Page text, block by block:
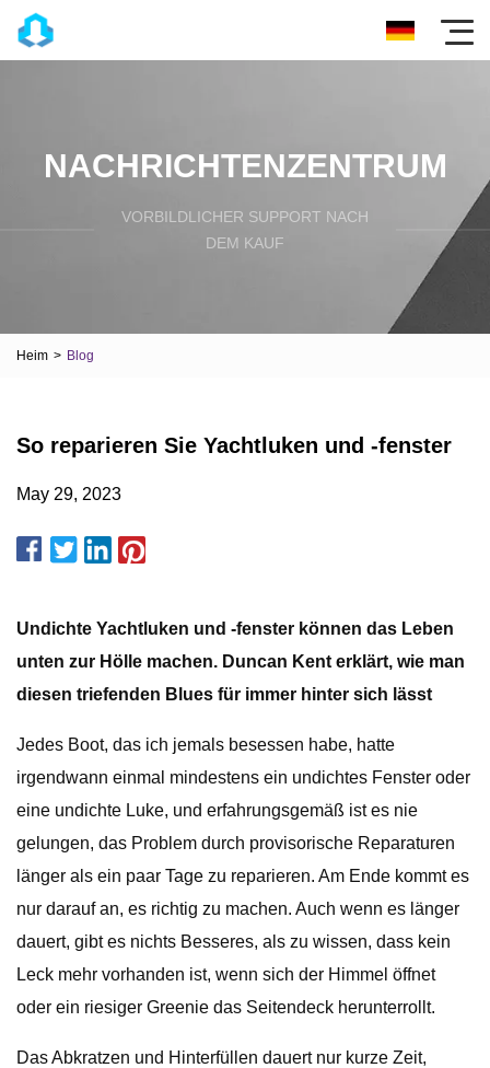
NACHRICHTENZENTRUM
VORBILDLICHER SUPPORT NACH
DEM KAUF
Heim > Blog
So reparieren Sie Yachtluken und -fenster
May 29, 2023
Undichte Yachtluken und -fenster können das Leben
unten zur Hölle machen. Duncan Kent erklärt, wie man
diesen triefenden Blues für immer hinter sich lässt
Jedes Boot, das ich jemals besessen habe, hatte
irgendwann einmal mindestens ein undichtes Fenster oder
eine undichte Luke, und erfahrungsgemäß ist es nie
gelungen, das Problem durch provisorische Reparaturen
länger als ein paar Tage zu reparieren. Am Ende kommt es
nur darauf an, es richtig zu machen. Auch wenn es länger
dauert, gibt es nichts Besseres, als zu wissen, dass kein
Leck mehr vorhanden ist, wenn sich der Himmel öffnet
oder ein riesiger Greenie das Seitendeck herunterrollt.
Das Abkratzen und Hinterfüllen dauert nur kurze Zeit,